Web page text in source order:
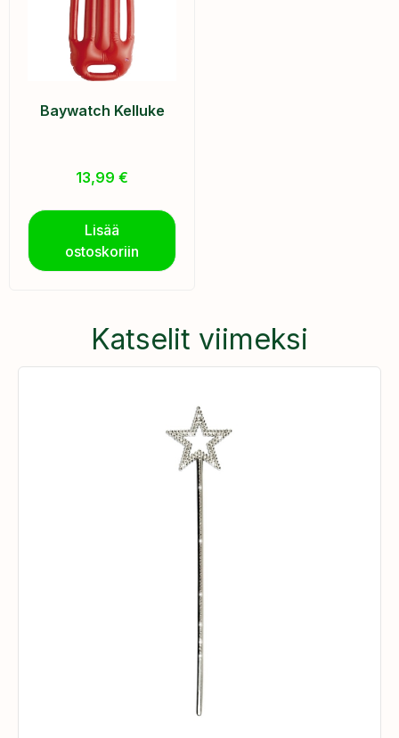
Baywatch Kelluke
13,99 €
Lisää
ostoskoriin
Katselit viimeksi